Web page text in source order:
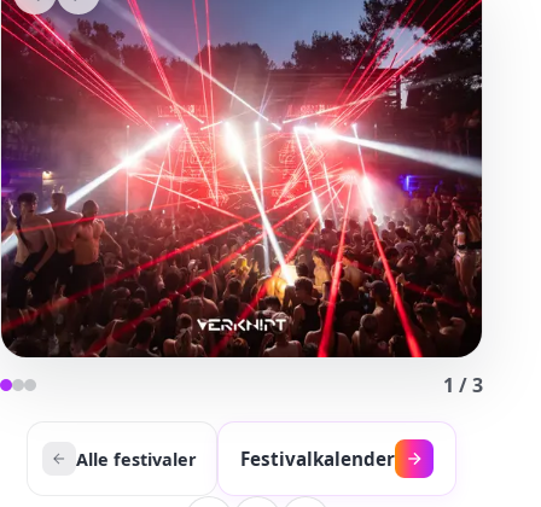
1 /3
Alle festivaler Festivalkalender